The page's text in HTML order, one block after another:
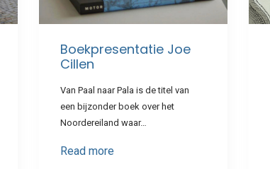
Boekpresentatie Joe
Cillen
Van Paal naar Pala is de titel van
een bijzonder boek over het
Noordereiland waar…
Read more